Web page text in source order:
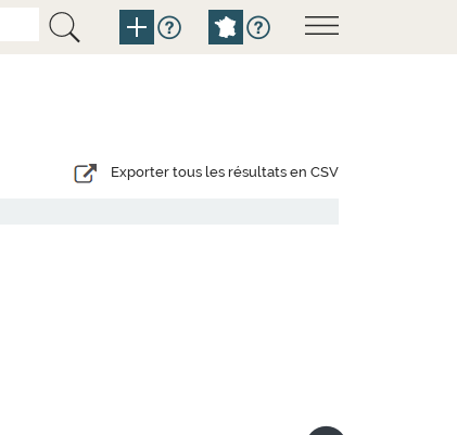
Exporter tous les résultats en CSV